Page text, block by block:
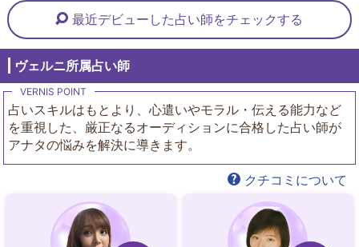
最近デビューした占い師をチェックする
ヴェルニ所属占い師
占いスキルはもとより、心遣いやモラル・伝える能力など
を重視した、厳正なるオーディションに合格した占い師が
アナタの悩みを解決に導きます。
クチコミについて